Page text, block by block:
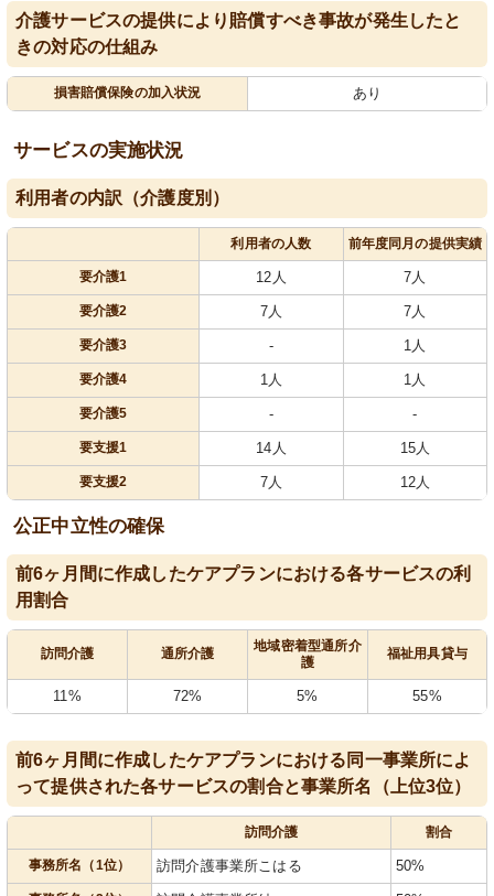
介護サービスの提供により賠償すべき事故が発生したと
きの対応の仕組み
損害賠償保険の加入状況 あり
サービスの実施状況
利用者の内訳（介護度別）
利用者の人数 前年度同月の提供実績
要介護1 12人 7人
要介護2 7人 7人
要介護3 - 1人
要介護4 1人 1人
要介護5 - -
要支援1 14人 15人
要支援2 7人 12人
公正中立性の確保
前6ヶ月間に作成したケアプランにおける各サービスの利
用割合
訪問介護 通所介護
地域密着型通所介
護
福祉用具貸与
11% 72% 5% 55%
前6ヶ月間に作成したケアプランにおける同一事業所によ
って提供された各サービスの割合と事業所名（上位3位）
訪問介護 割合
事務所名（1位） 訪問介護事業所こはる 50%